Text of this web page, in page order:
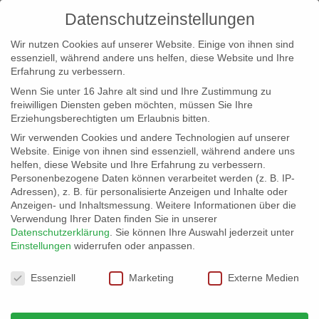
info@erfolgreich-events.de
+4940 46 777 230
Datenschutzeinstellungen
Wir nutzen Cookies auf unserer Website. Einige von ihnen sind
essenziell, während andere uns helfen, diese Website und Ihre
Erfahrung zu verbessern.
Wenn Sie unter 16 Jahre alt sind und Ihre Zustimmung zu
freiwilligen Diensten geben möchten, müssen Sie Ihre
Erziehungsberechtigten um Erlaubnis bitten.
Wir verwenden Cookies und andere Technologien auf unserer
Website. Einige von ihnen sind essenziell, während andere uns
helfen, diese Website und Ihre Erfahrung zu verbessern.
Personenbezogene Daten können verarbeitet werden (z. B. IP-
Adressen), z. B. für personalisierte Anzeigen und Inhalte oder
Anzeigen- und Inhaltsmessung. Weitere Informationen über die
Verwendung Ihrer Daten finden Sie in unserer
Datenschutzerklärung
Sie können Ihre Auswahl jederzeit unter
Einstellungen widerrufen oder anpassen.
Datenschutzeinstellungen
Essenziell Marketing Externe Medien